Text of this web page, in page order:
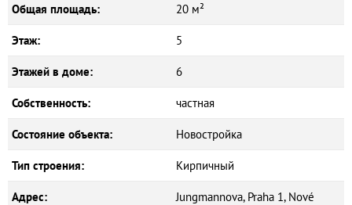
Общая площадь: 20 м²
Этаж: 5
Этажей в доме: 6
Собственность: частная
Состояние объекта: Новостройка
Тип строения: Кирпичный
Адрес:
Jungmannova, Praha 1, Nové